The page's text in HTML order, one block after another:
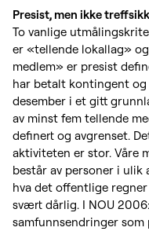
Presist, men ikke
To vanlige
er «tellende lokallag»
medlem» er presist
har betalt kontingent og
desember i et gitt
av minst fem tellende
definert og avgrenset.
aktiviteten er stor. Våre
består av personer i ulik
hva det offentlige
svært dårlig. I NOU
samfunnsendringer